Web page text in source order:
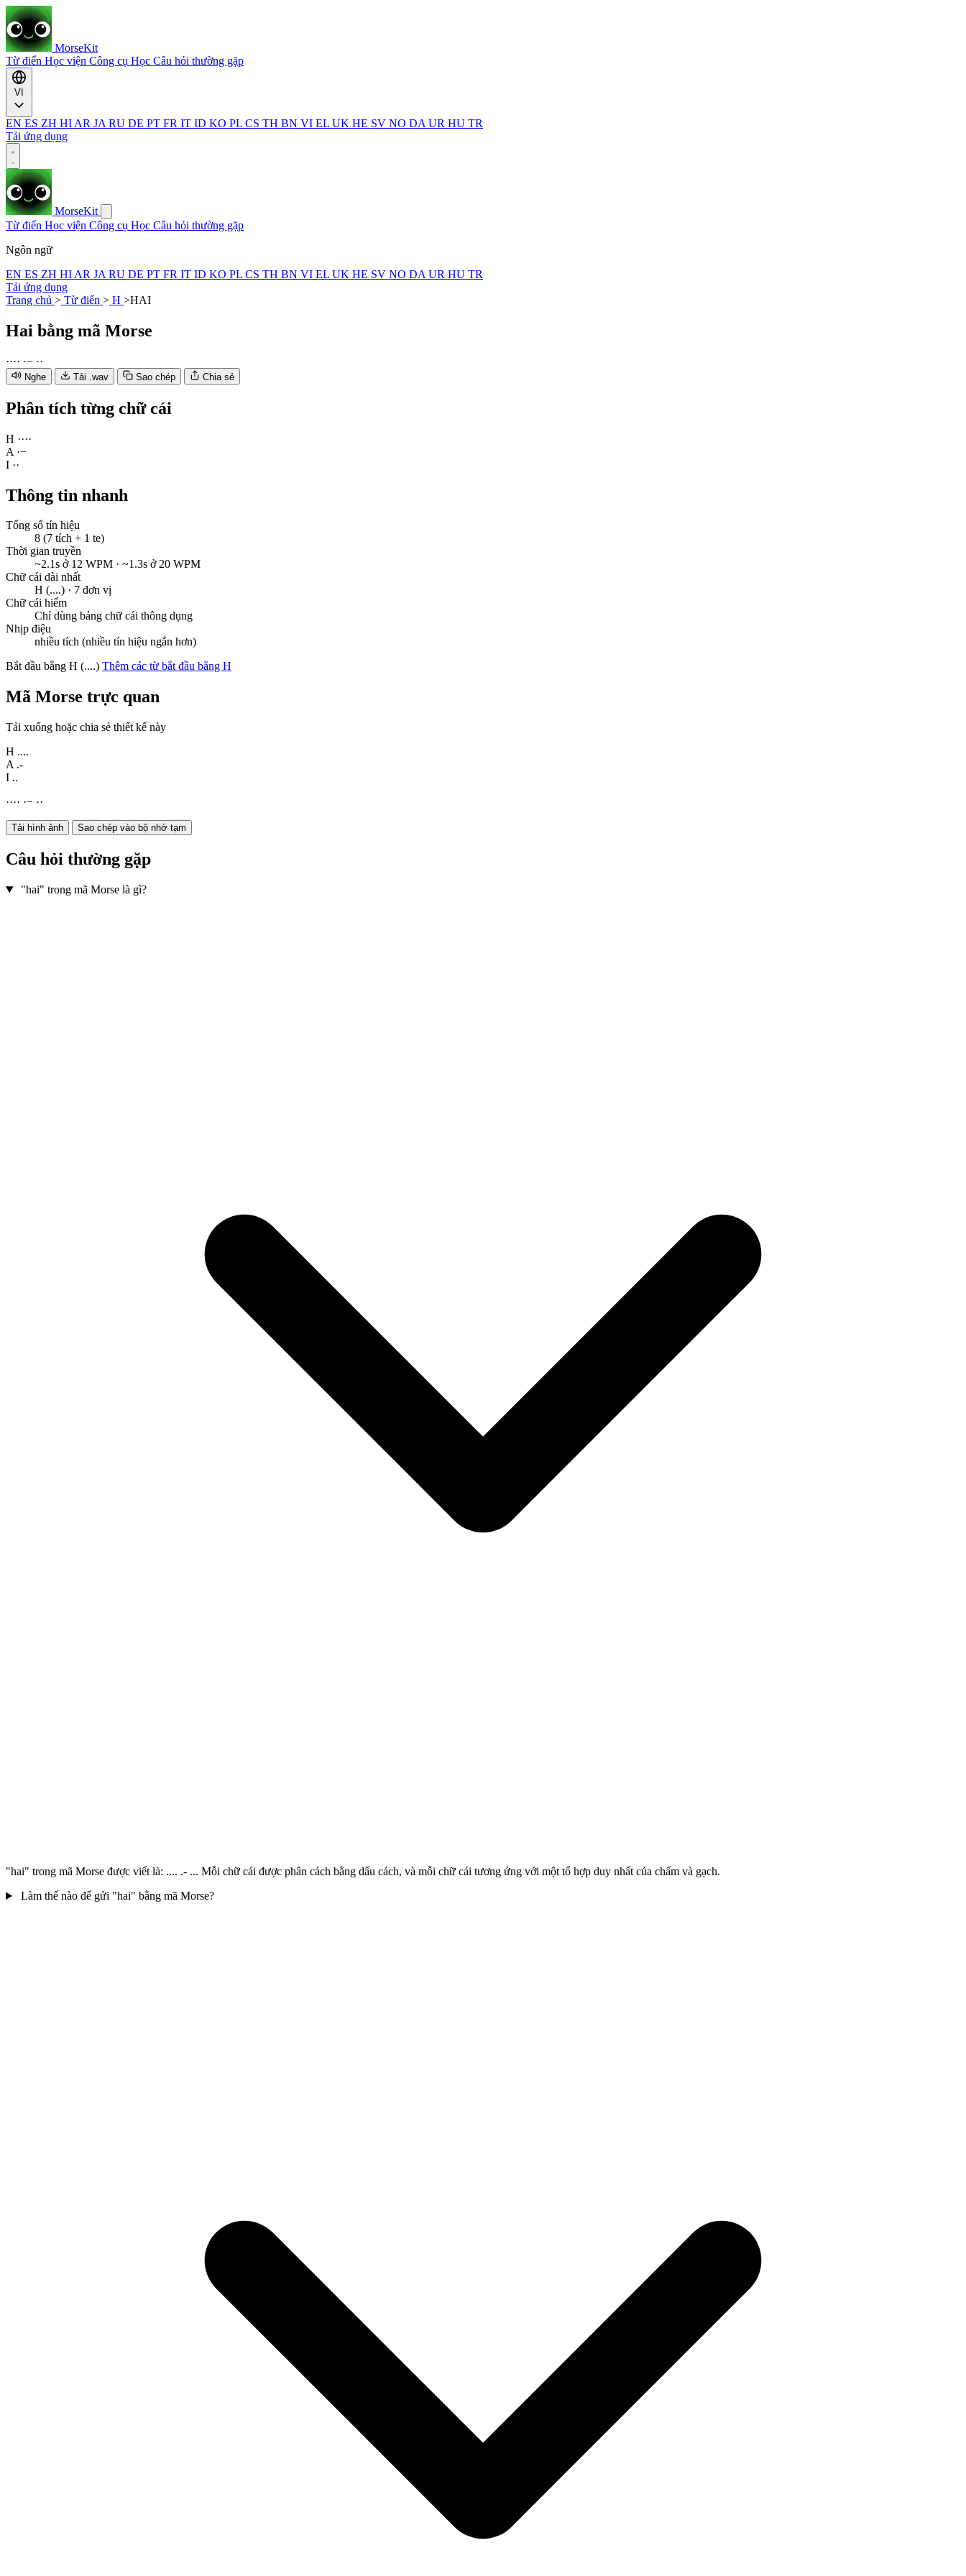
MorseKit
Từ điển Học viện Công cụ Học Câu hỏi thường gặp
EN ES ZH HI AR JA RU DE PT FR IT ID KO PL CS TH BN VI EL UK HE SV NO DA UR HU TR
Tải ứng dụng
MorseKit
Từ điển Học viện Công cụ Học Câu hỏi thường gặp
Ngôn ngữ
EN ES ZH HI AR JA RU DE PT FR IT ID KO PL CS TH BN VI EL UK HE SV NO DA UR HU TR
Tải ứng dụng
Trang chủ > Từ điển > H >HAI
Hai bằng mã Morse
···· ·− ··
Nghe Tải .wav Sao chép Chia sẻ
Phân tích từng chữ cái
H ····
A ·−
I ··
Thông tin nhanh
Tổng số tín hiệu
8 (7 tích + 1 te)
Thời gian truyền
~2.1s ở 12 WPM · ~1.3s ở 20 WPM
Chữ cái dài nhất
H (....) · 7 đơn vị
Chữ cái hiếm
Chỉ dùng bảng chữ cái thông dụng
Nhịp điệu
nhiều tích (nhiều tín hiệu ngắn hơn)
Bắt đầu bằng H (....) Thêm các từ bắt đầu bằng H
Mã Morse trực quan
Tải xuống hoặc chia sẻ thiết kế này
H ....
A .-
I ..
···· ·− ··
Tải hình ảnh Sao chép vào bộ nhớ tạm
Câu hỏi thường gặp
"hai" trong mã Morse là gì?
"hai" trong mã Morse được viết là: .... .- ... Mỗi chữ cái được phân cách bằng dấu cách, và mỗi chữ cái tương ứng với một tổ hợp duy nhất của chấm và gạch.
Làm thế nào để gửi "hai" bằng mã Morse?